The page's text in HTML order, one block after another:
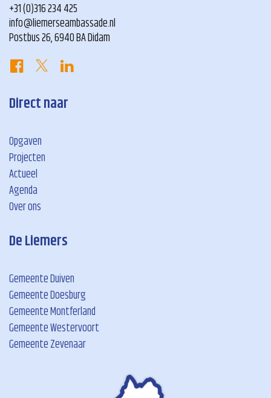
+31 (0)316 234 425
info@liemerseambassade.nl
Postbus 26, 6940 BA Didam
Direct naar
Opgaven
Projecten
Actueel
Agenda
Over ons
De Liemers
Gemeente Duiven
Gemeente Doesburg
Gemeente Montferland
Gemeente Westervoort
Gemeente Zevenaar